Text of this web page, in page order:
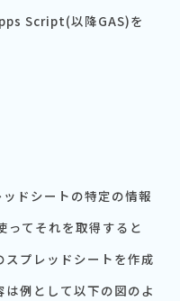
Script(以降GAS)を
ドシートの特定の情報
てそれを取得すると
プレッドシートを作成
例として以下の図のよ